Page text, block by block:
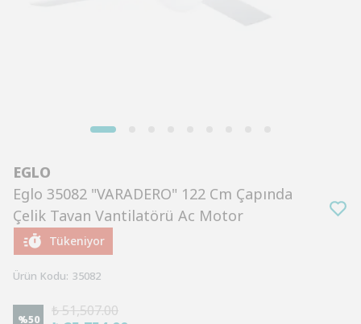
EGLO
Eglo 35082 "VARADERO" 122 Cm Çapında
Çelik Tavan Vantilatörü Ac Motor
Tükeniyor
Ürün Kodu: 35082
%50
₺ 51,507.00